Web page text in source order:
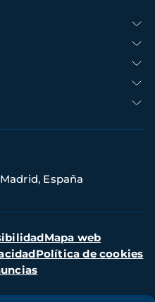
España
Mapa web
Política de cookies